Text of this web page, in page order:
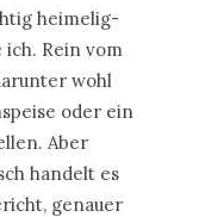
heimelig-
Rein vom
wohl
oder ein
Aber
handelt es
genauer